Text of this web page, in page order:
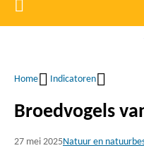
gaanvoor de
Home
Kruimelpad
Home Indicatoren
Broedvogels
27 mei 2025Natuur en